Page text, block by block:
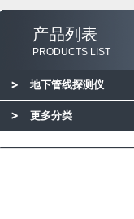
产品列表
PRODUCTS LIST
地下管线探测仪
更多分类